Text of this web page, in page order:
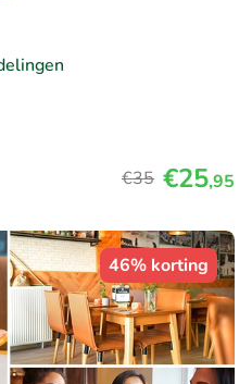
€35 €25,95
46% korting